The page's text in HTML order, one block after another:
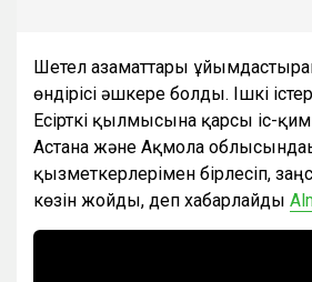
Шетел азаматтары
өндірісі әшкере болды. Ішкі
Есірткі қылмысына қарсы іс-
Астана және Ақмола
қызметкерлерімен бірлесіп,
көзін жойды, деп хабарлайды